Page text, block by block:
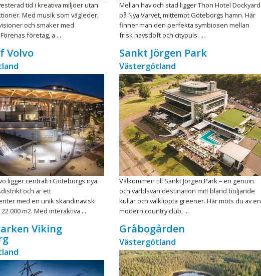
tid i kreativa miljöer utan
Med musik som vägleder,
och smaker med
företag, a ...
Volvo
ligger centralt i Göteborgs nya
och är ett
med en unik skandinavisk
000 m2. Med interaktiva ...
Viking
Mellan hav och stad ligger Thon Hotel Dockyard
på Nya Varvet, mittemot Göteborgs hamn. Här
finner man den perfekta symbiosen mellan
frisk havsdoft och citypuls. ...
Sankt Jörgen Park
Västergötland
Välkommen till Sankt Jörgen Park – en genuin
och världsvan destination mitt bland böljande
kullar och välklippta greener. Här möts du av en
modern country club, ...
Gråbogården
Västergötland